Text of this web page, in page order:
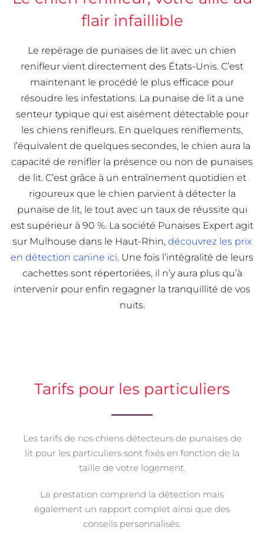
flair infaillible
Le repérage de punaises de lit avec un chien
renifleur vient directement des États-Unis. C’est
maintenant le procédé le plus efficace pour
résoudre les infestations. La punaise de lit a une
senteur typique qui est aisément détectable pour
les chiens renifleurs. En quelques reniflements,
l’équivalent de quelques secondes, le chien aura la
capacité de renifler la présence ou non de punaises
de lit. C’est grâce à un entraînement quotidien et
rigoureux que le chien parvient à détecter la
punaise de lit, le tout avec un taux de réussite qui
est supérieur à 90 %. La société Punaises Expert agit
sur Mulhouse dans le Haut-Rhin, découvrez les prix
en détection canine ici. Une fois l’intégralité de leurs
cachettes sont répertoriées, il n’y aura plus qu’à
intervenir pour enfin regagner la tranquillité de vos
nuits.
Tarifs pour les particuliers
Les tarifs de nos chiens détecteurs de punaises de
lit pour les particuliers sont fixés en fonction de la
taille de votre logement.
La prestation comprend la détection mais
également un rapport complet ainsi que des
conseils personnalisés.